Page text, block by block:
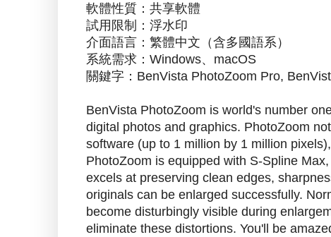
軟體性質：共享軟體
試用限制：浮水印
介面語言：繁體中文（含多國語系）
系統需求：Windows、macOS
關鍵字：BenVista PhotoZoom Pro,
BenVista PhotoZoom is world's number
digital photos and graphics. PhotoZoom
software (up to 1 million by 1 million
PhotoZoom is equipped with S-Spline
excels at preserving clean edges,
originals can be enlarged successfully.
become disturbingly visible during
eliminate these distortions. You'll be